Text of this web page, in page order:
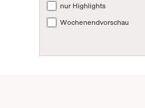
nur Highlights
Wochenendvorschau